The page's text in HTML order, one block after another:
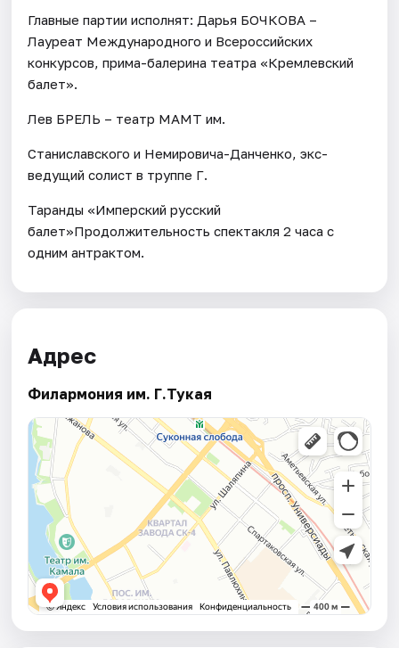
Главные партии исполнят: Дарья БОЧКОВА –
Лауреат Международного и Всероссийских
конкурсов, прима-балерина театра «Кремлевский
балет».
Лев БРЕЛЬ – театр МАМТ им.
Станиславского и Немировича-Данченко, экс-
ведущий солист в труппе Г.
Таранды «Имперский русский
балет»Продолжительность спектакля 2 часа с
одним антрактом.
Адрес
Филармония им. Г.Тукая